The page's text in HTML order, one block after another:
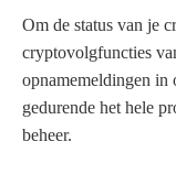
Om de status van je
cryptovolgfuncties
opnamemeldingen in
gedurende het hele
beheer.